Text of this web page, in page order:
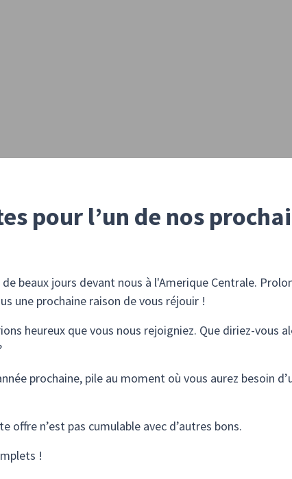
pour l’un de nos
beaux jours devant nous à l'Amerique Centrale.
une prochaine raison de vous réjouir !
heureux que vous nous rejoigniez. Que diriez-vous
prochaine, pile au moment où vous aurez besoin
n’est pas cumulable avec d’autres bons.
!